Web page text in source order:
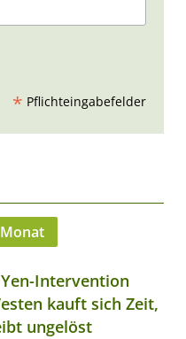
* Pflichteingabefelder
Intervention
kauft sich Zeit,
ungelöst